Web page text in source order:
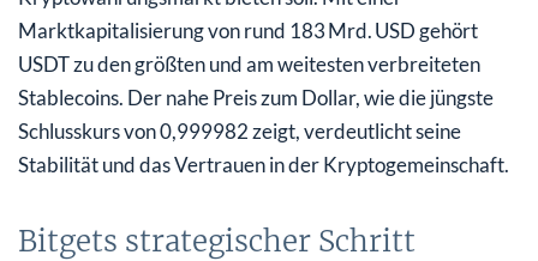
Marktkapitalisierung von rund 183 Mrd. USD gehört
USDT zu den größten und am weitesten verbreiteten
Stablecoins. Der nahe Preis zum Dollar, wie die jüngste
Schlusskurs von 0,999982 zeigt, verdeutlicht seine
Stabilität und das Vertrauen in der Kryptogemeinschaft.
Bitgets strategischer Schritt